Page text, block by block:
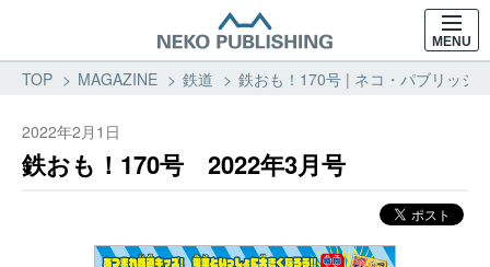
MENU
TOP MAGAZINE 鉄道 鉄おも！170号 | ネコ・パブリッシ
2022年2月1日
鉄おも！170号 2022年3月号